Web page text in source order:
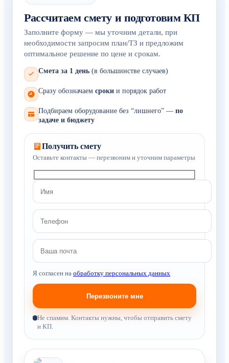
Рассчитаем смету и подготовим КП
Заполните форму — мы уточним детали, при
необходимости запросим план/ТЗ и предложим
оптимальное решение по цене и срокам.
Смета за 1 день (в большинстве случаев)
Сразу обозначаем сроки и порядок работ
Подбираем оборудование без “лишнего” — по
задаче и бюджету
Получить смету
Оставьте контакты — перезвоним и уточним параметры
Я согласен на обработку персональных данных
Не спамим. Контакты нужны, чтобы отправить смету
и КП.